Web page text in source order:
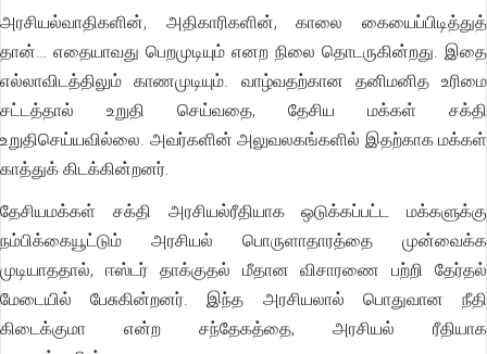
அரசியல்வாதிகளின், அதிகாரிகளின், காலை கையைப்பிடித்துத்
தான்… எதையாவது பெறமுடியும் எனற நிலை தொடருகின்றது. இதை
எல்லாவிடத்திலும் காணமுடியும். வாழ்வதற்கான தனிமனித உரிமை
சட்டத்தால் உறுதி செய்வதை, தேசிய மக்கள் சக்தி
உறுதிசெய்யவில்லை. அவர்களின் அலுவலகங்களில் இதற்காக மக்கள்
காத்துக் கிடக்கின்றனர்.
தேசியமக்கள் சக்தி அரசியல்ரீதியாக ஒடுக்கப்பட்ட மக்களுக்கு
நம்பிக்கையூட்டும் அரசியல் பொருளாதாரத்தை முன்வைக்க
முடியாததால், ஈஸ்டர் தாக்குதல் மீதான விசாரணை பற்றி தேர்தல்
மேடையில் பேசுகின்றனர். இந்த அரசியலால் பொதுவான நீதி
கிடைக்குமா என்ற சந்தேகத்தை, அரசியல் ரீதியாக